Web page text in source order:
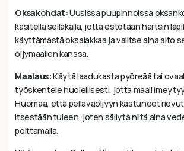
Oksakohdat:Uusissa puupinnoissa
käsitellä sellakalla, jotta estetään hartsin
käyttämästä oksalakkaa ja valitse aina aito
öljymaalien kanssa.
Maalaus:Käytä laadukasta pyöreää tai
työskentele huolellisesti, jotta maali
Huomaa, että pellavaöljyyn kastuneet
itsestään tuleen, joten säilytä niitä aina
polttamalla.